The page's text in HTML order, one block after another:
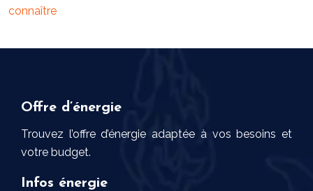
connaître
Offre d’énergie
Trouvez l’offre d’énergie adaptée à vos besoins et
votre budget.
Infos énergie